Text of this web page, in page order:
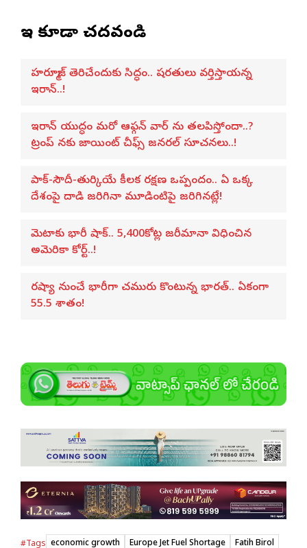
ఇవి కూడా చదవండి
హర్మూజ్ తెరిచేందుకు సిద్ధం.. షరతులు వర్తిస్తాయన్న
ఇరాన్..!
ఇరాన్ యుద్ధం మరో ఆఫ్గన్ వార్ ను తలపిస్తోందా..?
ట్రంప్ నకు జాయింట్ చీఫ్స్ జనరల్ సూచనలు..!
పాక్-సౌదీ-తుర్కియే కీలక రక్షణ ఒప్పందం.. ఏ ఒక్క
దేశంపై దాడి జరిగినా మూడింటిపై జరిగినట్లే!
మెటాకు భారీ షాక్.. 5,400కోట్ల జరీమానా విధించిన
అమెరికా కోర్ట్..!
రష్యా నుంచే భారీగా చమురు కొంటున్న భారత్.. ఏకంగా
55.5 శాతం!
#Tags economic growth Europe Jet Fuel Shortage Fatih Birol